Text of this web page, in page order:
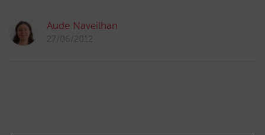
Aude Naveilhan
27/06/2012